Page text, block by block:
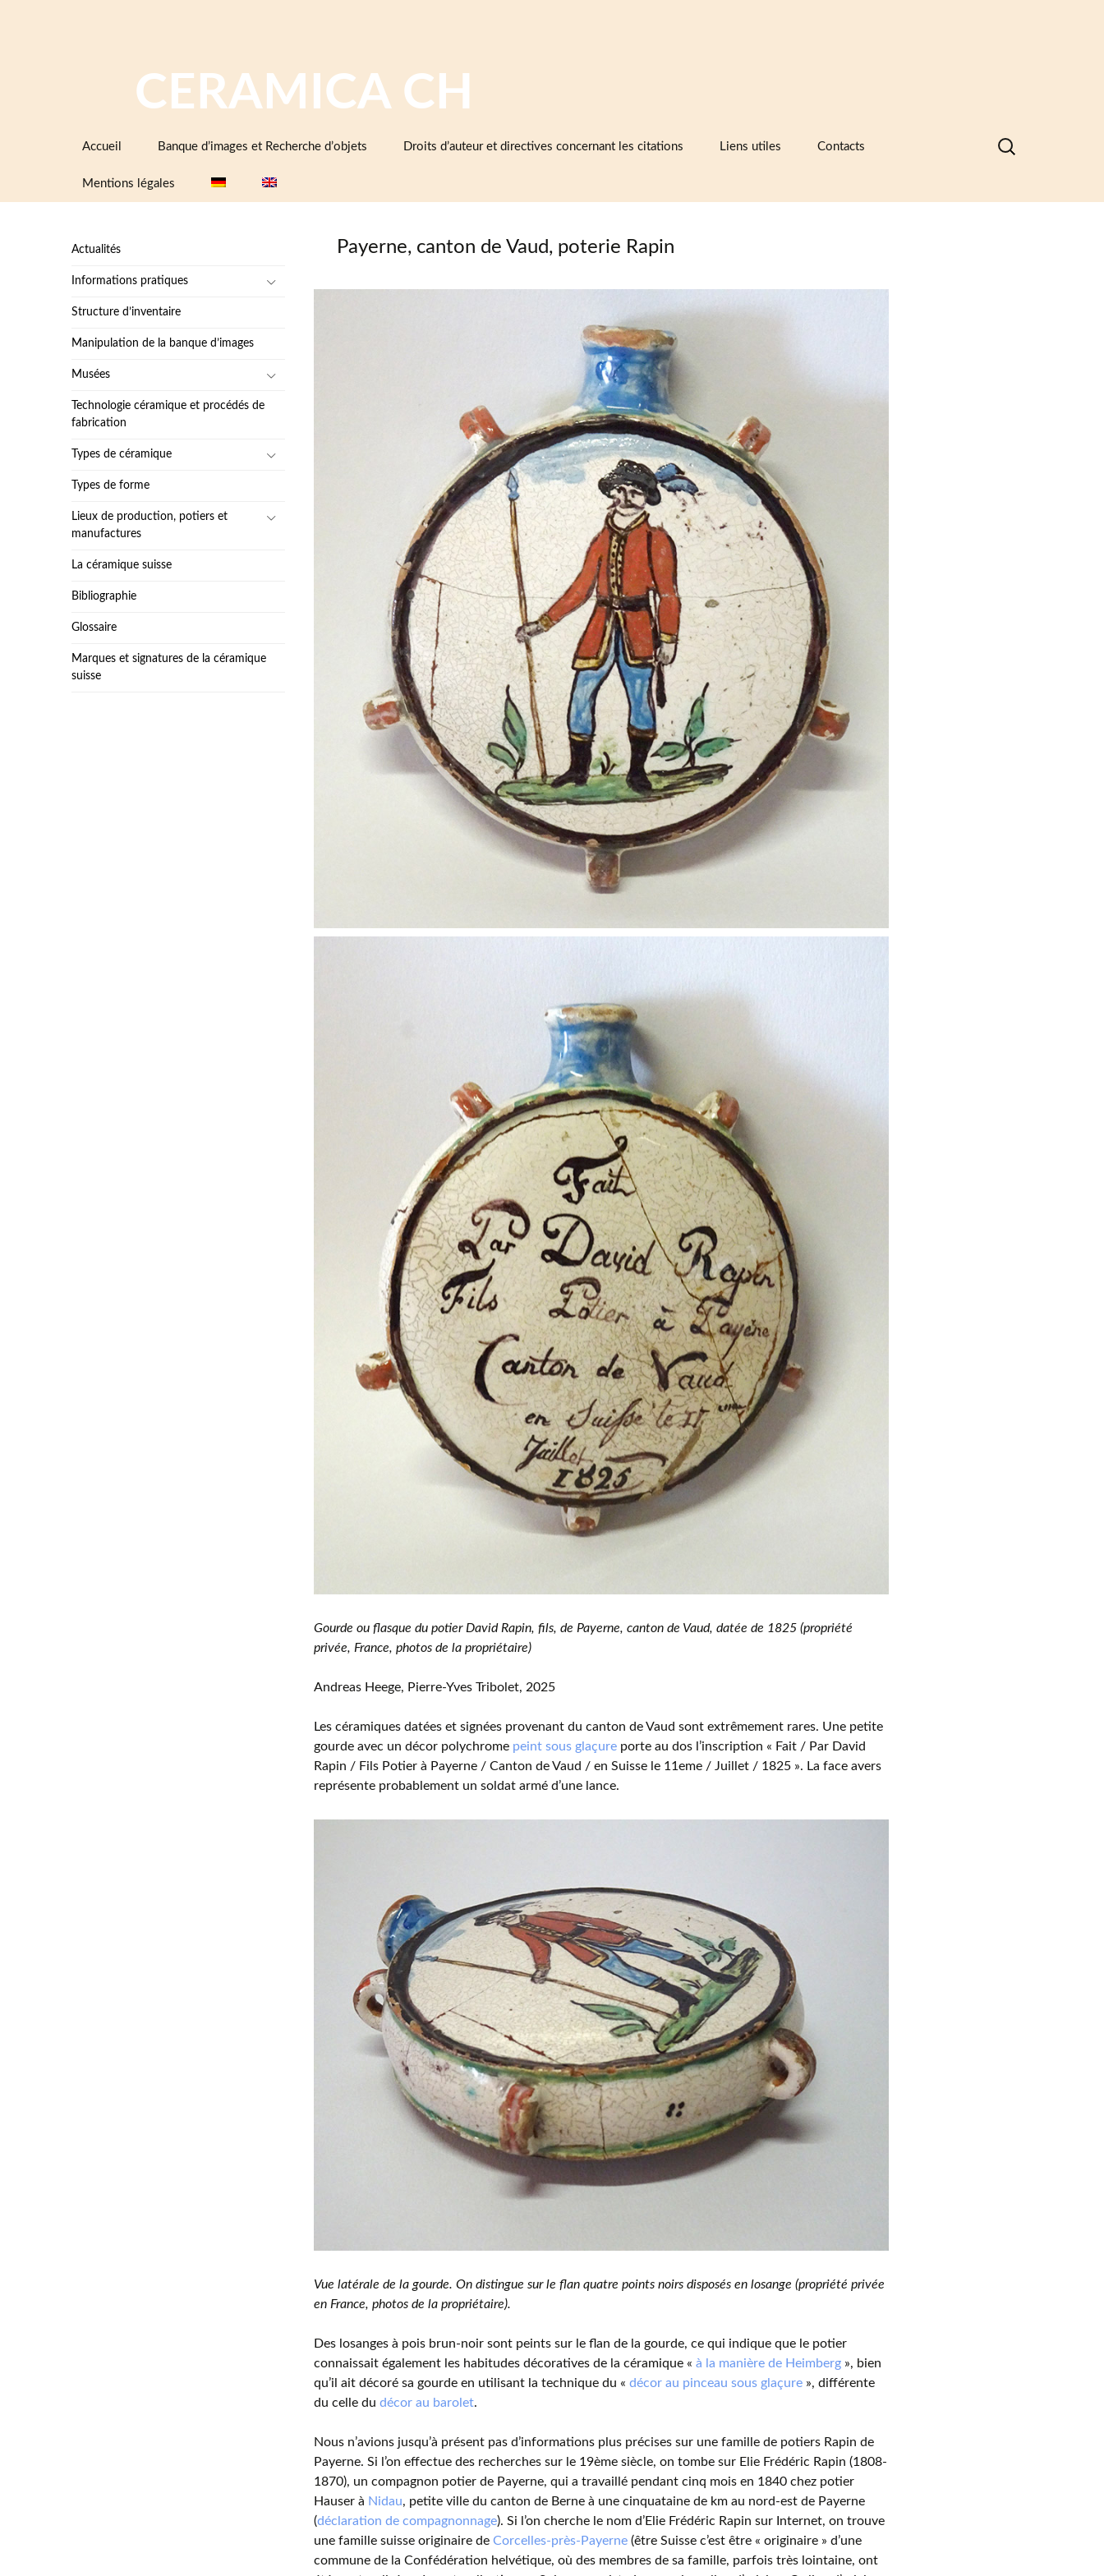
CERAMICA CH
contenu
Accueil Banque d’images et Recherche d’objets Droits d’auteur et directives concernant les citations Liens utiles
Musées et institutions en Suisse (y
compris les partenaires du projet)
Contacts
Mentions légales
Rechercher :
Payerne, canton de Vaud, poterie Rapin
Gourde ou flasque du potier David Rapin, fils, de Payerne, canton de Vaud, datée de 1825 (propriété
privée, France, photos de la propriétaire)
Andreas Heege, Pierre-Yves Tribolet, 2025
Les céramiques datées et signées provenant du canton de Vaud sont extrêmement rares. Une petite
gourde avec un décor polychrome peint sous glaçure porte au dos l’inscription « Fait / Par David
Rapin / Fils Potier à Payerne / Canton de Vaud / en Suisse le 11eme / Juillet / 1825 ». La face avers
représente probablement un soldat armé d’une lance.
Vue latérale de la gourde. On distingue sur le flan quatre points noirs disposés en losange (propriété privée
en France, photos de la propriétaire).
Des losanges à pois brun-noir sont peints sur le flan de la gourde, ce qui indique que le potier
connaissait également les habitudes décoratives de la céramique « à la manière de Heimberg », bien
qu’il ait décoré sa gourde en utilisant la technique du « décor au pinceau sous glaçure », différente
du celle du décor au barolet.
Nous n’avions jusqu’à présent pas d’informations plus précises sur une famille de potiers Rapin de
Payerne. Si l’on effectue des recherches sur le 19ème siècle, on tombe sur Elie Frédéric Rapin (1808-
1870), un compagnon potier de Payerne, qui a travaillé pendant cinq mois en 1840 chez potier
Hauser à Nidau, petite ville du canton de Berne à une cinquataine de km au nord-est de Payerne
(déclaration de compagnonnage). Si l’on cherche le nom d’Elie Frédéric Rapin sur Internet, on trouve
une famille suisse originaire de Corcelles-près-Payerne (être Suisse c’est être « originaire » d’une
commune de la Confédération helvétique, où des membres de sa famille, parfois très lointaine, ont
Actualités
Informations pratiques
Structure d’inventaire
Manipulation de la banque d’images
Musées
Technologie céramique et procédés de
fabrication
Types de céramique
Types de forme
Lieux de production, potiers et
manufactures
La céramique suisse
Bibliographie
Glossaire
Marques et signatures de la céramique
suisse